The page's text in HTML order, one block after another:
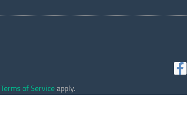
Terms of Serviceapply.